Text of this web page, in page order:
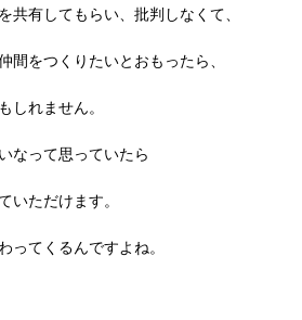
共有してもらい、批判しなくて、
間をつくりたいとおもったら、
しれません。
なって思っていたら
いただけます。
ってくるんですよね。